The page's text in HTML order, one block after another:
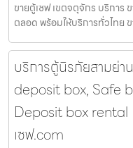
ขายตู้เซฟ เขตจตุจักร บริการ
ตลอด พร้อมให้บริการทั่วไทย
บริการตู้นิรภัยสามย่
deposit box, Safe
Deposit box rental
เซฟ.com